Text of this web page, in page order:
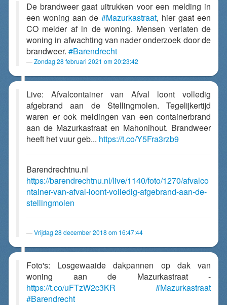
De brandweer gaat uitrukken voor een melding in
een woning aan de #Mazurkastraat, hier gaat een
CO melder af in de woning. Mensen verlaten de
woning in afwachting van nader onderzoek door de
brandweer. #Barendrecht
Zondag 28 februari 2021 om 20:23:42
Live: Afvalcontainer van Afval loont volledig
afgebrand aan de Stellingmolen. Tegelijkertijd
waren er ook meldingen van een containerbrand
aan de Mazurkastraat en Mahonihout. Brandweer
heeft het vuur geb... https://t.co/Y5Fra3rzb9
Barendrechtnu.nl
https://barendrechtnu.nl/live/1140/foto/1270/afvalco
ntainer-van-afval-loont-volledig-afgebrand-aan-de-
stellingmolen
Vrijdag 28 december 2018 om 16:47:44
Foto's: Losgewaaide dakpannen op dak van
woning aan de Mazurkastraat -
https://t.co/uFTzW2c3KR
#Mazurkastraat
#Barendrecht